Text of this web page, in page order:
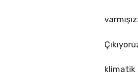
varmışız.
klimatik